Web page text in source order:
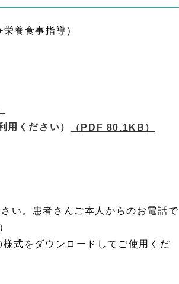
養食事指導）
用ください）
（PDF 80.1KB）
い。患者さんご本人からのお電話で
式をダウンロードしてご使用くだ